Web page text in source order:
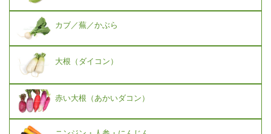
カブ／蕪／かぶら
大根（ダイコン）
赤い大根（あかいダコン）